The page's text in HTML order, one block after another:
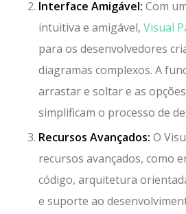
Interface Amigável: Com
intuitiva e amigável,Visual
para os desenvolvedores
diagramas complexos. A
arrastar e soltar e as
simplificam o processo de
Recursos Avançados: O
recursos avançados, como
código, arquitetura
e suporte ao